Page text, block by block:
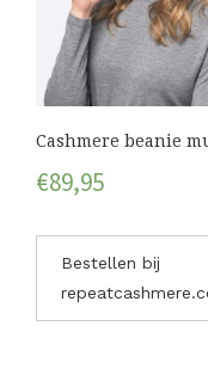
Cashmere beanie
€89,95
Bestellen bij